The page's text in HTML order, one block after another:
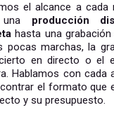
el alcance a cada
una producción
hasta una
pocas marchas, la
en directo o el
Hablamos con cada
el formato que
y su presupuesto.